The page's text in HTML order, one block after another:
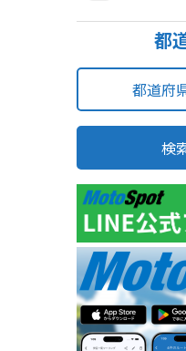
都
都道府
検